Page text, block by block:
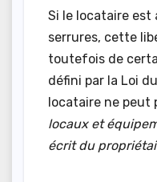
Si le locataire est
serrures, cette
toutefois de
défini par la Loi
locataire ne peut
locaux et
écrit du